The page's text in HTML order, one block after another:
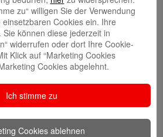
die man gewinnen kann und die genauen
Sie im Internet auf unserer Voting-Seite
Giersch
zu“ willigen Sie der Verwendung
Cookies ein. Ihre
Sie können diese jederzeit in
widerrufen oder dort Ihre Cookie-
Klick auf “Marketing Cookies
Cookies abgelehnt.
Ich stimme zu
Cookies ablehnen